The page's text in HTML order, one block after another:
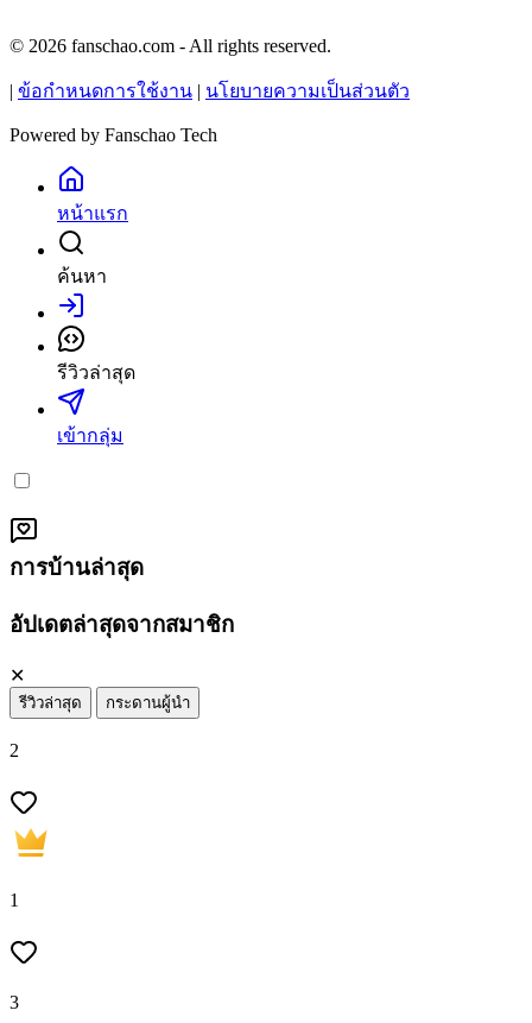
© 2026 fanschao.com - All rights reserved.
ข้อกำหนดการใช้งาน นโยบายความเป็นส่วนตัว
Powered by Fanschao Tech
หน้าแรก
ค้นหา
เข้าสู่ระบบ
รีวิวล่าสุด
เข้ากลุ่ม
การบ้านล่าสุด
อัปเดตล่าสุดจากสมาชิก
✕
รีวิวล่าสุด กระดานผู้นำ
2
1
3